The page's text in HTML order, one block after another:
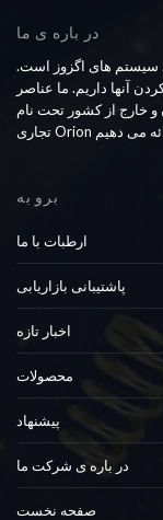
در باره ی ما
سیستم های اگزوز است.
آنها داریم. ما عناصر
و خارج از کشور تحت نام
برو به
ارطبات با ما
پاشتیبانی بازاریابی
اخبار تازه
محصولات
پیشنهاد
در باره ی شرکت ما
صفحه نخست